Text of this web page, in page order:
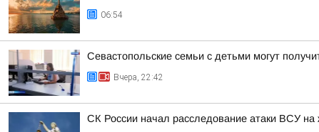
06:54
Севастопольские семьи с детьми могут
Вчера, 22:42
СК России начал расследование атаки ВСУ